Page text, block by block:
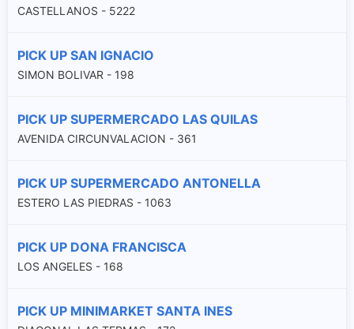
CASTELLANOS - 5222
PICK UP SAN IGNACIO
SIMON BOLIVAR - 198
PICK UP SUPERMERCADO LAS QUILAS
AVENIDA CIRCUNVALACION - 361
PICK UP SUPERMERCADO ANTONELLA
ESTERO LAS PIEDRAS - 1063
PICK UP DONA FRANCISCA
LOS ANGELES - 168
PICK UP MINIMARKET SANTA INES